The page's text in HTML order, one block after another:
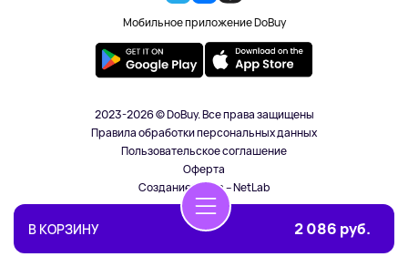
В КОРЗИНУ 2 086 руб.
Мобильное приложение DoBuy
2023-2026 © DoBuy. Все права защищены
Правила обработки персональных данных
Пользовательское соглашение
Оферта
Создание сайта – NetLab